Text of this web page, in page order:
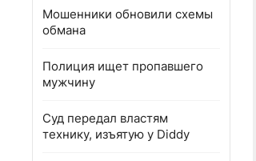
Мошенники обновили схемы
обмана
Полиция ищет пропавшего
мужчину
Суд передал властям
технику, изъятую у Diddy